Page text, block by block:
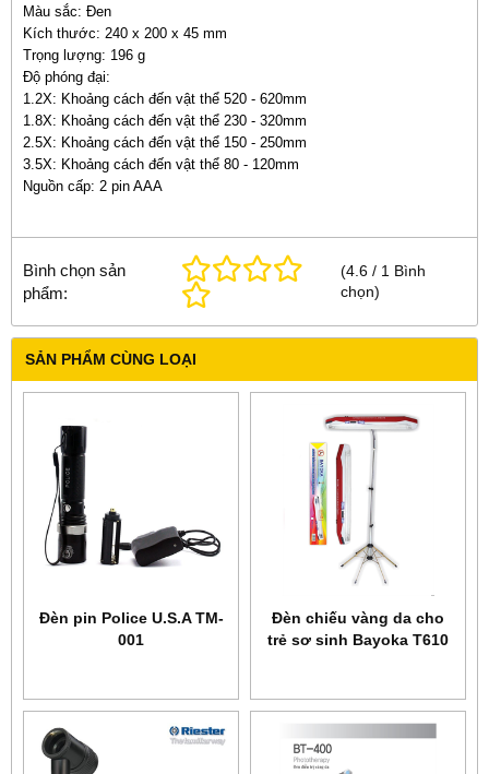
Màu sắc: Đen
Kích thước: 240 x 200 x 45 mm
Trọng lượng: 196 g
Độ phóng đại:
1.2X: Khoảng cách đến vật thể 520 - 620mm
1.8X: Khoảng cách đến vật thể 230 - 320mm
2.5X: Khoảng cách đến vật thể 150 - 250mm
3.5X: Khoảng cách đến vật thể 80 - 120mm
Nguồn cấp: 2 pin AAA
Bình chọn sản
phẩm:
(4.6 / 1 Bình
chọn)
SẢN PHẨM CÙNG LOẠI
Đèn pin Police U.S.A TM-
001
Đèn chiếu vàng da cho
trẻ sơ sinh Bayoka T610